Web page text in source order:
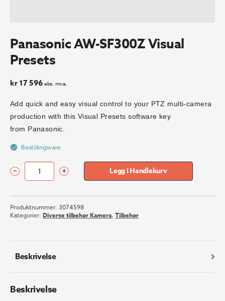
Panasonic AW-SF300Z Visual
Presets
kr17 596 eks. mva.
Add quick and easy visual control to your PTZ multi-camera
production with this Visual Presets software key
from Panasonic.
Bestillingsvare
Panasonic
SF300Z
Visual
Presets
– + Legg I Handlekurv
Produktnummer: 3074598
Kategorier: Diverse tilbehør Kamera, Tilbehør
Beskrivelse
Beskrivelse